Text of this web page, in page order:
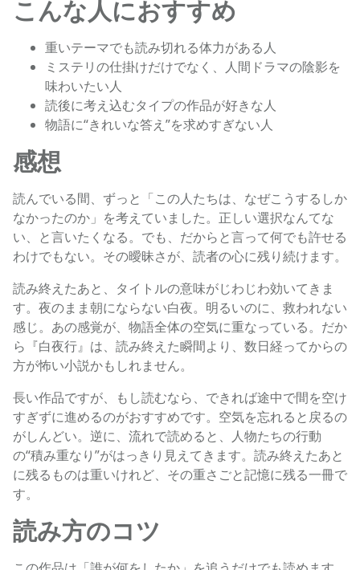
こんな人におすすめ
重いテーマでも読み切れる体力がある人
ミステリの仕掛けだけでなく、人間ドラマの陰影を
味わいたい人
読後に考え込むタイプの作品が好きな人
物語に“きれいな答え”を求めすぎない人
感想
読んでいる間、ずっと「この人たちは、なぜこうするしか
なかったのか」を考えていました。正しい選択なんてな
い、と言いたくなる。でも、だからと言って何でも許せる
わけでもない。その曖昧さが、読者の心に残り続けます。
読み終えたあと、タイトルの意味がじわじわ効いてきま
す。夜のまま朝にならない白夜。明るいのに、救われない
感じ。あの感覚が、物語全体の空気に重なっている。だか
ら『白夜行』は、読み終えた瞬間より、数日経ってからの
方が怖い小説かもしれません。
長い作品ですが、もし読むなら、できれば途中で間を空け
すぎずに進めるのがおすすめです。空気を忘れると戻るの
がしんどい。逆に、流れで読めると、人物たちの行動
の“積み重なり”がはっきり見えてきます。読み終えたあと
に残るものは重いけれど、その重さごと記憶に残る一冊で
す。
読み方のコツ